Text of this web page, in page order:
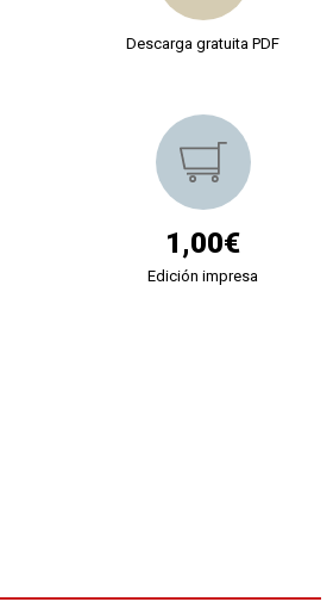
Descarga gratuita PDF
1,00€
Edición impresa